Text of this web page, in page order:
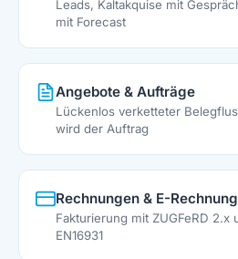
Leads, Kaltakquise mit
mit Forecast
Angebote & Aufträge
Lückenlos verketteter
wird der Auftrag
Rechnungen & E-Rechnung
Fakturierung mit ZUGFeRD 2.x
EN16931